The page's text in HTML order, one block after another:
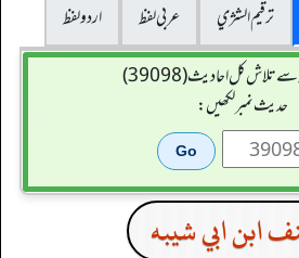
ترقيم الشژي عربی لفظ
اردو لفظ
سے تلاش کل احادیث (39098)
حدیث نمبر لکھیں:
ابن ابي شيبه